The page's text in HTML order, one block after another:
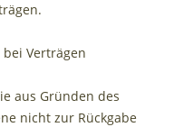
Verträgen
aus Gründen des
nicht zur Rückgabe